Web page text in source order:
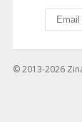
© 2013-2026